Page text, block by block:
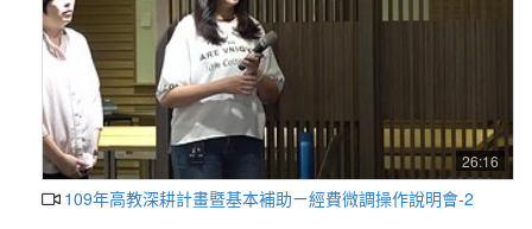
26:16
109年高教深耕計畫暨基本補助ㄧ經費微調操作說明會-2